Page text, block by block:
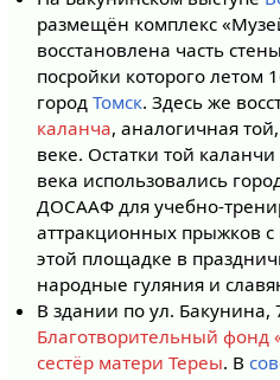
размещён комплекс
восстановлена часть
посройки которого летом
городТомск. Здесь же
каланча, аналогичная
веке. Остатки той
века использовались
ДОСААФ для учебно-
аттракционных прыжков
этой площадке в
народные гуляния и
В здании по ул.
Благотворительный
сестёр матери Тереы. В